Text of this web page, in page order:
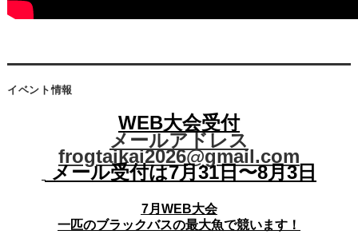
イベント情報
WEB大会受付
メールアドレス
frogtaikai2026@gmail.com
メール受付は7月31日〜8月3日
7月WEB大会
一匹のブラックバスの最大魚で競います！